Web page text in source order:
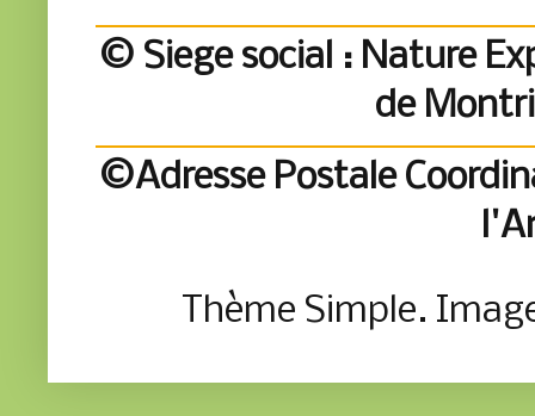
© Siege social : Nature
de
©Adresse Postale
Thème Simple.